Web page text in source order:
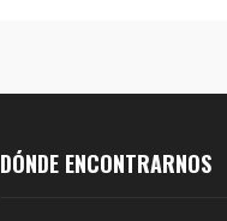
DÓNDE ENCONTRARNOS